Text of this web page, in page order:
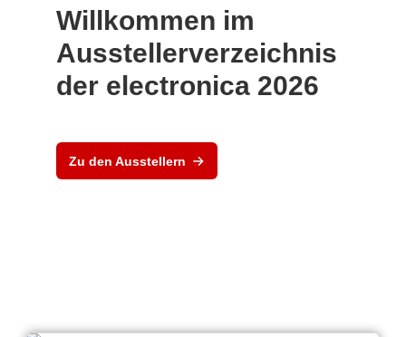
Willkommen im
Ausstellerverzeichnis
der electronica 2026
Zu den Ausstellern